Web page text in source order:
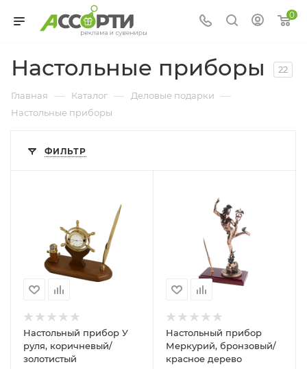
0
Настольные приборы 22
Главная — Каталог — Деловые подарки —
Настольные приборы
ФИЛЬТР
Настольный прибор У
руля, коричневый/
золотистый
Настольный прибор
Меркурий, бронзовый/
красное дерево